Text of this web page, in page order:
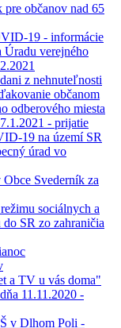
pre občanov nad 65
19 - informácie
Úradu verejného
z nehnuteľnosti
občanom
odberového miesta
- prijatie
19 na území SR
úrad vo
Svederník za
sociálnych a
SR zo zahraničia
a TV u vás doma"
11.11.2020 -
v Dlhom Poli -